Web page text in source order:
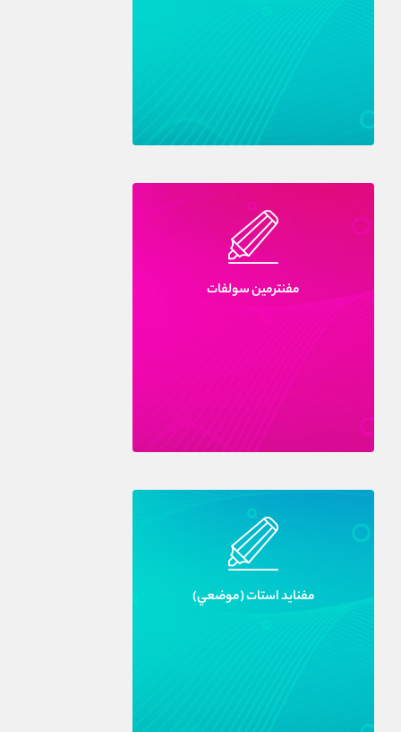
مفنترمين سولفات
مفنايد استات (موضعي)